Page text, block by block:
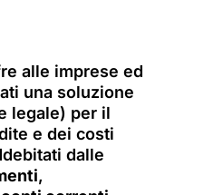
alle imprese ed
una soluzione
legale) per il
e dei costi
dalle
,